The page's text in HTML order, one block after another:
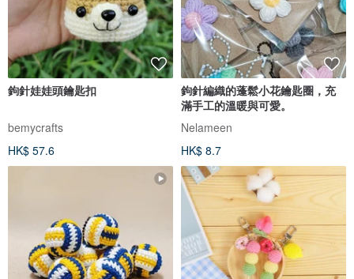
鉤針娃娃頭鑰匙扣
bemycrafts
HK$ 57.6
鉤針編織的蓬鬆小花鑰匙圈，充
滿手工的溫暖與可愛。
Nelameen
HK$ 8.7